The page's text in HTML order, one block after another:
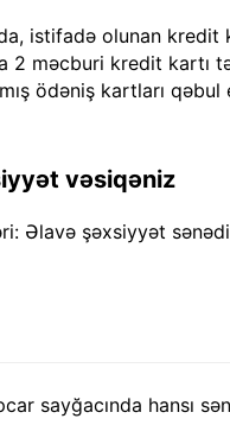
istifadə olunan kredit
2 məcburi kredit kartı
ödəniş kartları qəbul
vəsiqəniz
Əlavə şəxsiyyət
sayğacında hansı